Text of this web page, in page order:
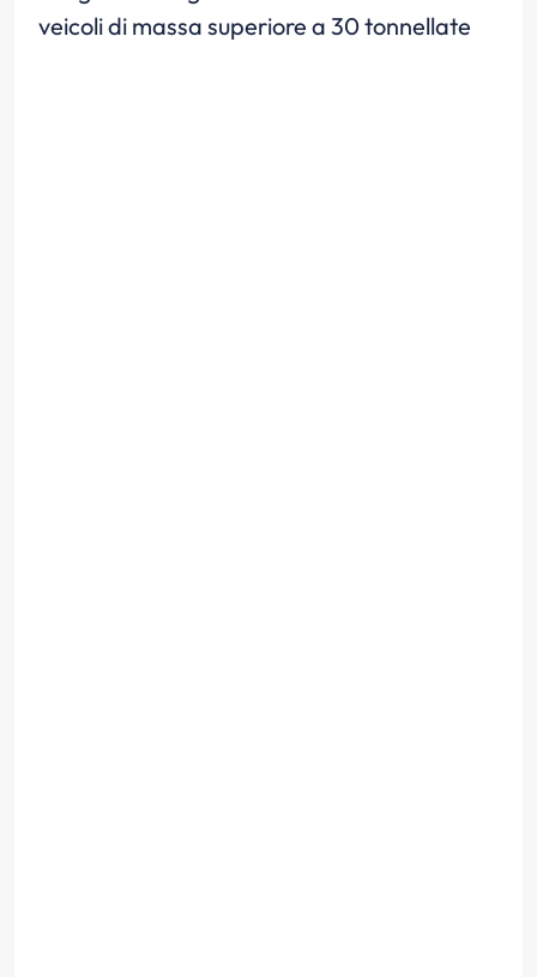
veicoli di massa superiore a 30 tonnellate